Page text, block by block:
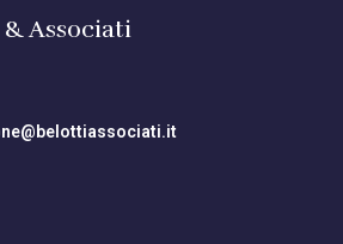
Associati